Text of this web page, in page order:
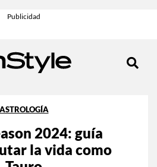
ASTROLOGÍA
2024: guía
la vida como